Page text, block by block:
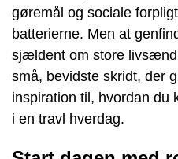
gøremål og sociale
batterierne. Men at
sjældent om store
små, bevidste skridt, der
inspiration til, hvordan du
i en travl hverdag.